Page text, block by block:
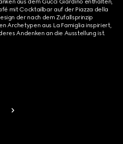
aus dem Gucci Giardino enthalten,
mit Cocktailbar auf der Piazza della
der nach dem Zufallsprinzip
Archetypen aus La Famiglia inspiriert,
Andenken an die Ausstellung ist.